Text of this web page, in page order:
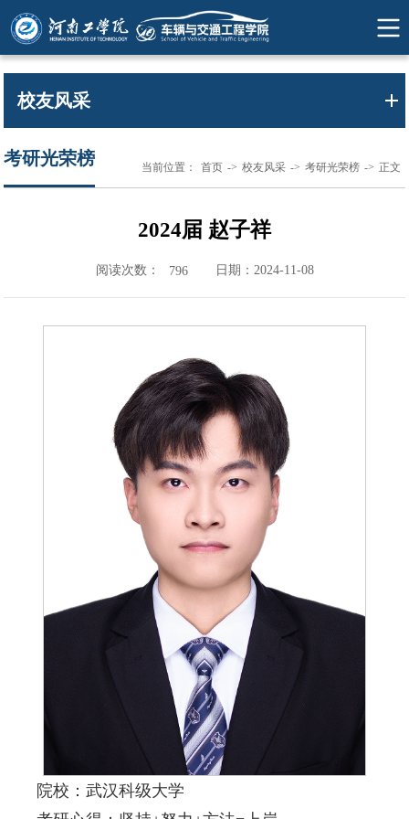
校友风采
考研光荣榜 当前位置： 首页 -> 校友风采 -> 考研光荣榜 -> 正文
2024届 赵子祥
阅读次数： 796 日期：2024-11-08
院校：武汉科级大学